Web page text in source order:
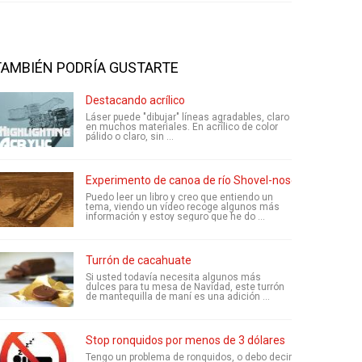
PODRÍA GUSTARTE
Destacando acrílico
Láser puede "dibujar" líneas agradables, claro
en muchos materiales. En acrílico de color
pálido o claro, sin ...
Experimento de canoa de río Shovel-nosed
Puedo leer un libro y creo que entiendo un
tema, viendo un vídeo recoge algunos más
información y estoy seguro que he do ...
Turrón de cacahuate
Si usted todavía necesita algunos más
dulces para tu mesa de Navidad, este turrón
de mantequilla de maní es una adición ...
Stop ronquidos por menos de 3 dólares
Tengo un problema de ronquidos, o debo decir